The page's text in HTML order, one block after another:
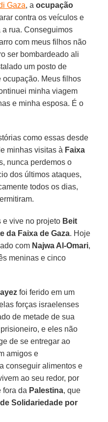
Gaza, a ocupação
contra os veículos e
rua. Conseguimos
com meus filhos não
ser bombardeado ali
um posto de
ocupação. Meus filhos
minha viagem
e minha esposa. É o
como essas desde
minhas visitas à Faixa
nunca perdemos o
dos últimos ataques,
todos os dias,
e vive no projeto Beit
da Faixa de Gaza. Hoje
com Najwa Al-Omari,
meninas e cinco
foi ferido em um
forças israelenses
de metade de sua
e eles não
de se entregar ao
amigos e
conseguir alimentos e
ao seu redor, por
fora da Palestina, que
Solidariedade por